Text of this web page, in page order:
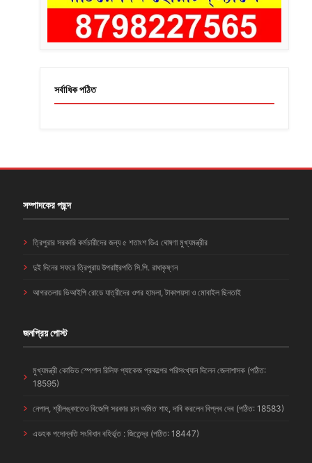
সর্বাধিক পঠিত
সম্পাদকের পছন্দ
ত্রিপুরার সরকারি কর্মচারীদের জন্য ৫ শতাংশ ডিএ ঘোষণা মুখ্যমন্ত্রীর
দুই দিনের সফরে ত্রিপুরায় উপরাষ্ট্রপতি সি.পি. রাধাকৃষ্ণন
আগরতলায় ভিআইপি রোডে যাত্রীদের ওপর হামলা, টাকাপয়সা ও মোবাইল ছিনতাই
জনপ্রিয় পোস্ট
মুখ্যমন্ত্রী কোভিড স্পেশাল রিলিফ প্যাকেজ প্রকল্পের পরিসংখ্যান দিলেন জেলাশাসক (পঠিত:
18595)
নেপাল, শ্রীলঙ্কাতেও বিজেপি সরকার চান অমিত শাহ, দাবি করলেন বিপ্লব দেব (পঠিত: 18583)
এডহক পদোন্নতি সংবিধান বহির্ভূত : জিতেন্দ্র (পঠিত: 18447)